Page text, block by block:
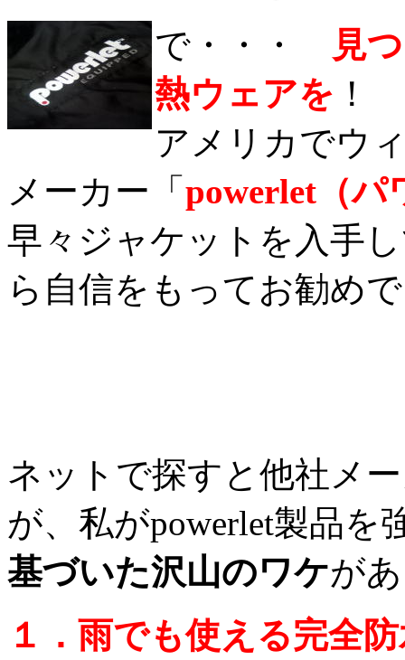
で・・・
見
熱ウェアを ！
アメリカでウ
メーカー「 powerlet（パ
早々ジャケットを入手
ら自信をもってお勧め
ネットで探すと他社メ
が、私がpowerlet製品を
基づいた沢山のワケが
１．雨でも使える完全